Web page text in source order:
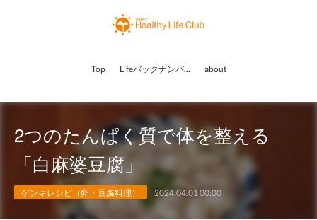
Top Lifeバックナンバー about
2つのたんぱく質で体を整える
「白麻婆豆腐」
ゲンキレシピ（卵・豆腐料理） 2024.04.01 00:00